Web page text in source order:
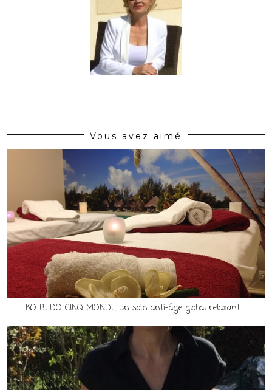
Vous avez aimé
KO BI DO CINQ MONDE un soin anti-âge global relaxant …